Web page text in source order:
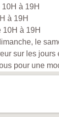
à 19H
à 19H
10H à 19H
le
sur les jours
pour une